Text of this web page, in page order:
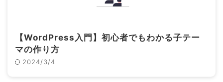
【WordPress入門】初心者でもわかる子テー
マの作り方
2024/3/4